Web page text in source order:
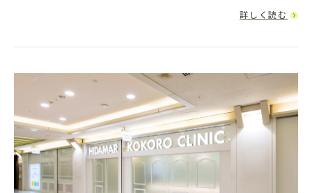
つけているのに」「以前はこんなことなかったのに」と戸惑
詳しく読む